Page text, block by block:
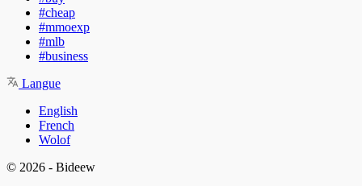
#cheap
#mmoexp
#mlb
#business
Langue
English
French
Wolof
© 2026 - Bideew